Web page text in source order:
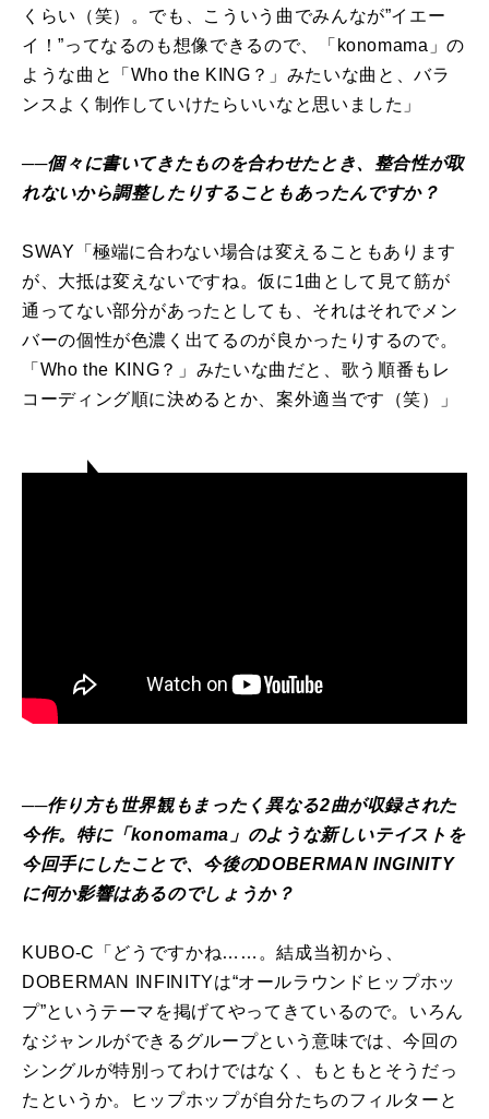
くらい（笑）。でも、こういう曲でみんなが”イエー
イ！”ってなるのも想像できるので、「konomama」の
ような曲と「Who the KING？」みたいな曲と、バラ
ンスよく制作していけたらいいなと思いました」
──個々に書いてきたものを合わせたとき、整合性が取
れないから調整したりすることもあったんですか？
SWAY「極端に合わない場合は変えることもあります
が、大抵は変えないですね。仮に1曲として見て筋が
通ってない部分があったとしても、それはそれでメン
バーの個性が色濃く出てるのが良かったりするので。
「Who the KING？」みたいな曲だと、歌う順番もレ
コーディング順に決めるとか、案外適当です（笑）」
──作り方も世界観もまったく異なる2曲が収録された
今作。特に「konomama」のような新しいテイストを
今回手にしたことで、今後のDOBERMAN INGINITY
に何か影響はあるのでしょうか？
KUBO-C「どうですかね……。結成当初から、
DOBERMAN INFINITYは“オールラウンドヒップホッ
プ”というテーマを掲げてやってきているので。いろん
なジャンルができるグループという意味では、今回の
シングルが特別ってわけではなく、もともとそうだっ
たというか。ヒップホップが自分たちのフィルターと